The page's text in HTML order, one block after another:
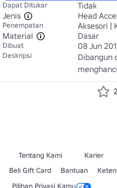
Dapat Ditukar
Tidak
Jenis
Head
Penempatan
Aksesori |
Material
Dasar
Dibuat 08 Jun
Deskripsi
Dibangun
Tentang Kami Karier
Beli Gift Card
Bantuan
Pilihan Privasi Kamu